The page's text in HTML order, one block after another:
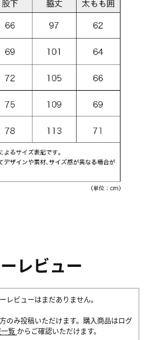
レビュー
レビューはまだありません。
のみ投稿いただけます。購入商品はログ
覧 からご確認いただけます。